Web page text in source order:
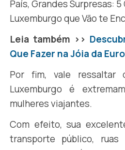
Leia também >>
Que Fazer na Jóia da
Por fim, vale ressaltar
Luxemburgo é
mulheres viajantes.
Com efeito, sua
transporte público, ruas